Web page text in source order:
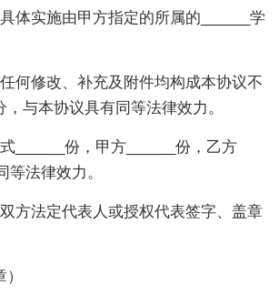
体实施由甲方指定的所属的______学
何修改、补充及附件均构成本协议不
与本协议具有同等法律效力。
______份，甲方______份，乙方
等法律效力。
方法定代表人或授权代表签字、盖章